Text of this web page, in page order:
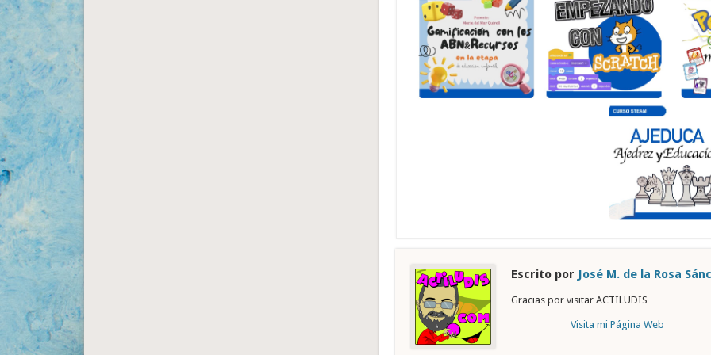
Escrito por José M. de la Rosa
Gracias por visitar ACTILUDIS
Visita mi Página Web